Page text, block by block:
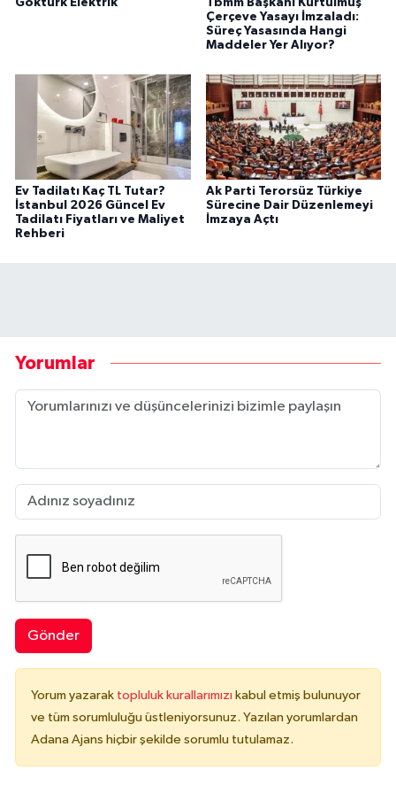
Çerçeve Yasayı İmzaladı:
Süreç Yasasında Hangi
Maddeler Yer Alıyor?
Ev Tadilatı Kaç TL Tutar?
İstanbul 2026 Güncel Ev
Tadilatı Fiyatları ve Maliyet
Rehberi
Ak Parti Terorsüz Türkiye
Sürecine Dair Düzenlemeyi
İmzaya Açtı
Yorumlar
Gönder
Yorum yazarak topluluk kurallarımızı kabul etmiş bulunuyor
ve tüm sorumluluğu üstleniyorsunuz. Yazılan yorumlardan
Adana Ajans hiçbir şekilde sorumlu tutulamaz.